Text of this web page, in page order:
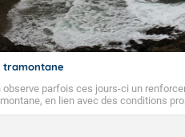
: 32 degrés.
tramontane
observe parfois ces jours-ci un
en lien avec des conditions
Mais qu'est-ce que la tramontane